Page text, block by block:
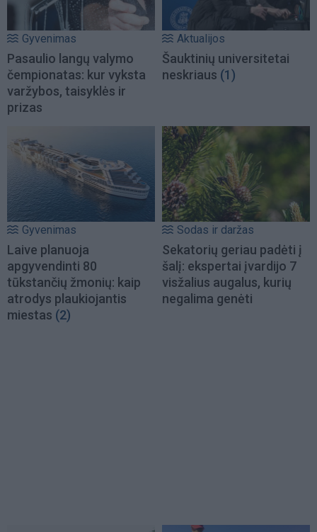
Gyvenimas
Pasaulio langų valymo
čempionatas: kur vyksta
varžybos, taisyklės ir
prizas
Aktualijos
Šauktinių universitetai
neskriaus (1)
Gyvenimas
Laive planuoja
apgyvendinti 80
tūkstančių žmonių: kaip
atrodys plaukiojantis
miestas (2)
Sodas ir daržas
Sekatorių geriau padėti į
šalį: ekspertai įvardijo 7
visžalius augalus, kurių
negalima genėti